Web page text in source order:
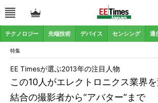
テクノロジー 先端技術 デバイス センシング 通
特集
この10人がエレクトロニクス業界
結合の撮影者から“アバター”まで
EE Timesが選ぶ2013年の注目人物